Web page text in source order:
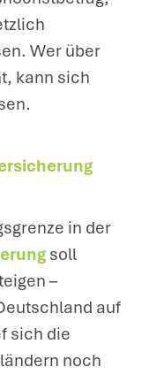
Wer über
kann sich
in der
soll
–
auf
sich die
noch